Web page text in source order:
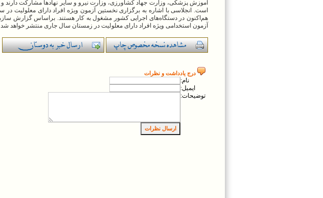
است. انجلاسی با اشاره به برگزاری نخستین آزمون ویژه افراد دارای معلولیت
هم‌اکنون در دستگاه‌های اجرایی کشور مشغول به کار هستند. براساس گزارش
آزمون استخدامی ویژه افراد دارای معلولیت در زمستان سال جاری منتشر خواهد
درج يادداشت و نظرات
نام:
ايميل:
توضيحات: